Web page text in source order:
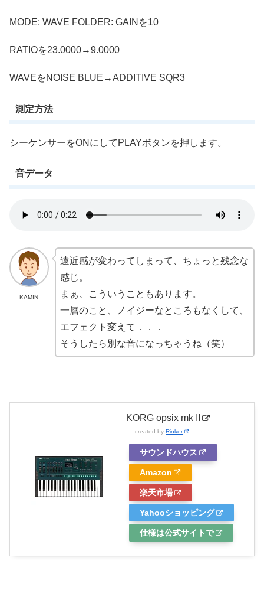
MODE: WAVE FOLDER: GAINを10
RATIOを23.0000→9.0000
WAVEをNOISE BLUE→ADDITIVE SQR3
測定方法
シーケンサーをONにしてPLAYボタンを押します。
音データ
KAMIN
遠近感が変わってしまって、ちょっと残念な
感じ。
まぁ、こういうこともあります。
一層のこと、ノイジーなところもなくして、
エフェクト変えて．．．
そうしたら別な音になっちゃうね（笑）
KORG opsix mk II
created by Rinker
サウンドハウス
Amazon
楽天市場
Yahooショッピング
仕様は公式サイトで